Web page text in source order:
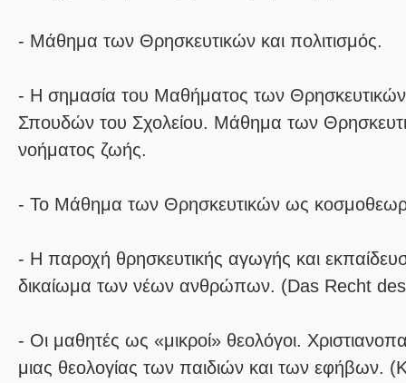
- Μάθημα των Θρησκευτικών και πολιτισμός.
- Η σημασία του Μαθήματος των
Σπουδών του Σχολείου. Μάθημα των
νοήματος ζωής.
- Το Μάθημα των Θρησκευτικών ως
- Η παροχή θρησκευτικής αγωγής και
δικαίωμα των νέων ανθρώπων. (Das Recht
- Οι μαθητές ως «μικροί» θεολόγοι.
μιας θεολογίας των παιδιών και των εφήβων.